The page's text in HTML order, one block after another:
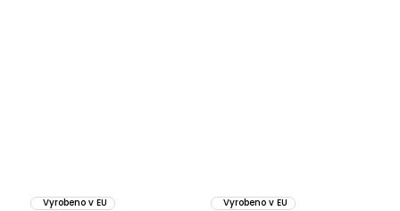
Vyrobeno v EU Vyrobeno v EU